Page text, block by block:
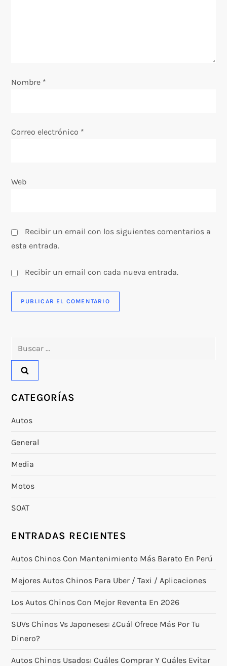
Nombre *
Correo electrónico *
Web
Recibir un email con los siguientes comentarios a
esta entrada.
Recibir un email con cada nueva entrada.
CATEGORÍAS
Autos
General
Media
Motos
SOAT
ENTRADAS RECIENTES
Autos Chinos Con Mantenimiento Más Barato En Perú
Mejores Autos Chinos Para Uber / Taxi / Aplicaciones
Los Autos Chinos Con Mejor Reventa En 2026
SUVs Chinos Vs Japoneses: ¿cuál Ofrece Más Por Tu
Dinero?
Autos Chinos Usados: Cuáles Comprar Y Cuáles Evitar